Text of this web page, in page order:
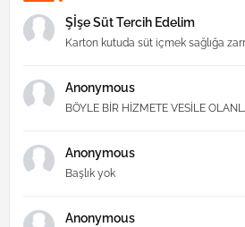
Şİşe Süt Tercih Edelim
Karton kutuda süt içmek sağlığa
Anonymous
BÖYLE BİR HİZMETE VESİLE
Anonymous
Başlık yok
Anonymous